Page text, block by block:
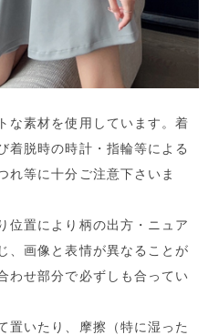
な素材を使用しています。着
着脱時の時計・指輪等による
れ等に十分ご注意下さいま
位置により柄の出方・ニュア
、画像と表情が異なることが
わせ部分で必ずしも合ってい
置いたり、摩擦（特に湿った